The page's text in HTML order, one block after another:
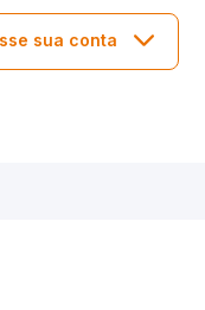
sua conta